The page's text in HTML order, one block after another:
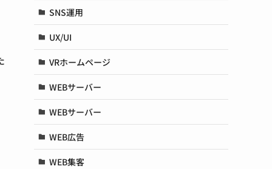
SNS運用
UX/UI
VRホームページ
WEBサーバー
WEBサーバー
WEB広告
WEB集客